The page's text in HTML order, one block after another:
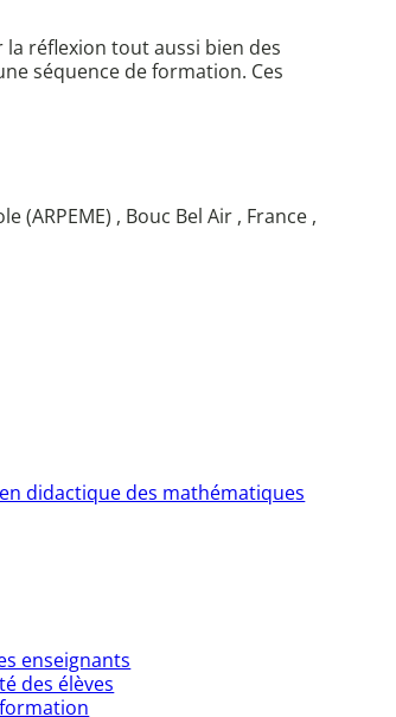
réflexion tout aussi bien des
séquence de formation. Ces
, Bouc Bel Air , France ,
didactique des mathématiques
enseignants
des élèves